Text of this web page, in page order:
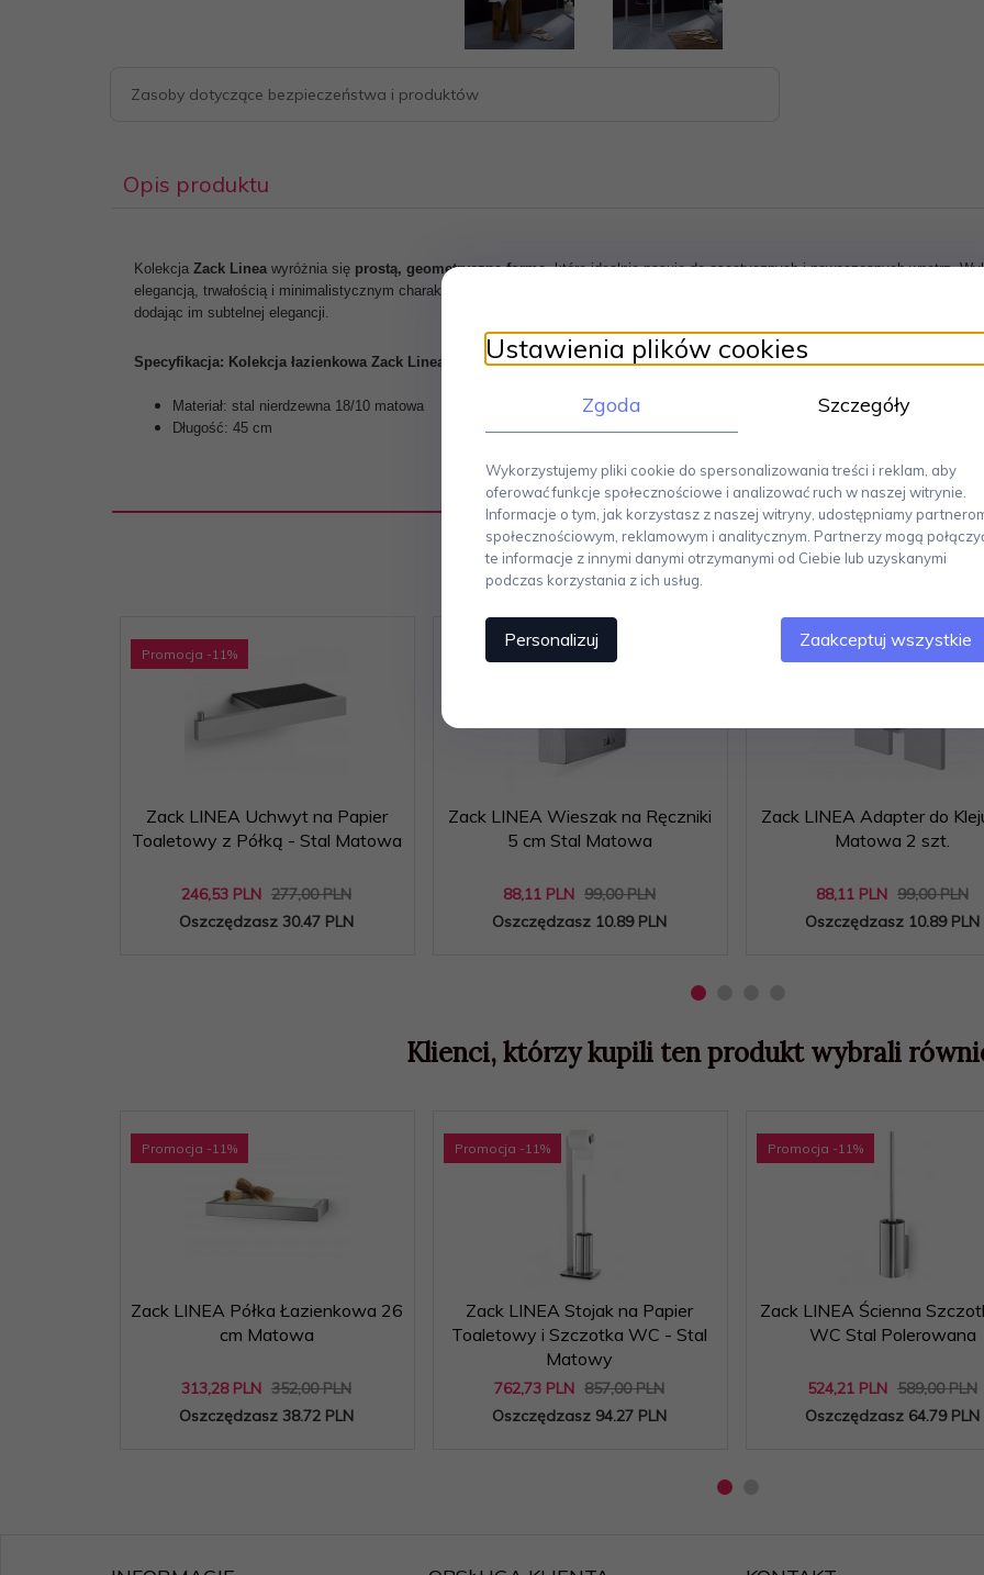
Zasoby dotyczące bezpieczeństwa i produktów
Opis produktu
Kolekcja Zack Linea wyróżnia się prostą, geometryczną formą, która idealnie pasuje do ascetycznych i nowoczesnych wnętrz.
elegancją, trwałością i minimalistycznym charakterem. Jej nowoczesny design sprawia, że elementy kolekcji Linea świetnie
dodając im subtelnej elegancji.
Specyfikacja: Kolekcja łazienkowa Zack Linea
Materiał: stal nierdzewna 18/10 matowa
Długość: 45 cm
Polecamy
Promocja -11%
Zack LINEA Uchwyt na Papier
Toaletowy z Półką - Stal Matowa
246,53 PLN 277,00 PLN
Oszczędzasz 30.47 PLN
Zack LINEA Wieszak na Ręczniki
5 cm Stal Matowa
88,11 PLN 99,00 PLN
Oszczędzasz 10.89 PLN
%
Zack LINEA Adapter do
Matowa 2 szt.
88,11 PLN 99,00 PLN
Oszczędzasz 10.89 PLN
Klienci, którzy kupili ten produkt wybrali
Promocja -11%
Zack LINEA Półka Łazienkowa 26
cm Matowa
313,28 PLN 352,00 PLN
Oszczędzasz 38.72 PLN
Promocja -11%
Zack LINEA Stojak na Papier
Toaletowy i Szczotka WC - Stal
Matowy
762,73 PLN 857,00 PLN
Oszczędzasz 94.27 PLN
Promocja -11%
Zack LINEA Ścienna
WC Stal Polerowana
524,21 PLN 589,00 PLN
Oszczędzasz 64.79 PLN
Ustawienia plików cookies
Zgoda Szczegóły
Wykorzystujemy pliki cookie do spersonalizowania treści i reklam, aby
oferować funkcje społecznościowe i analizować ruch w naszej witrynie.
Informacje o tym, jak korzystasz z naszej witryny, udostępniamy
społecznościowym, reklamowym i analitycznym. Partnerzy mogą
te informacje z innymi danymi otrzymanymi od Ciebie lub uzyskanymi
podczas korzystania z ich usług.
Personalizuj Zaakceptuj wszystkie